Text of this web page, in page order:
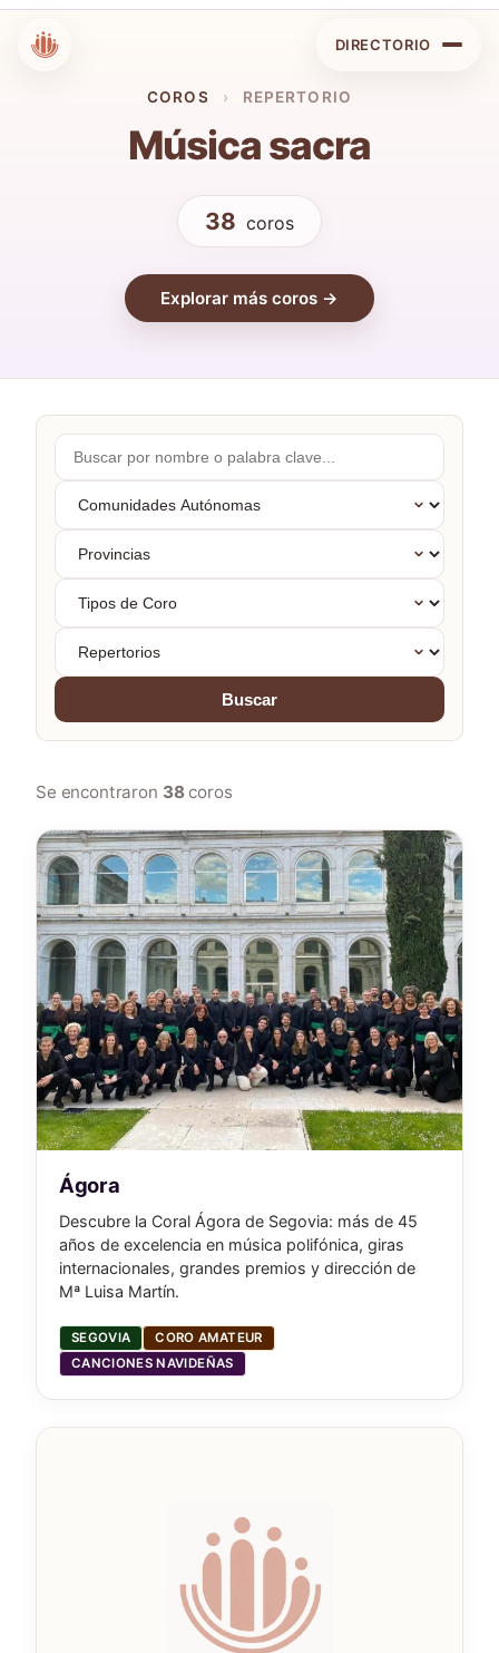
COROS › REPERTORIO
Música sacra
38 coros
Explorar más coros →
Buscar
por
nombre...
Comunidades
Autónomas
Provincias
Tipos
Coro
Repertorios
Buscar
Se encontraron 38coros
Ágora
Descubre la Coral Ágora de Segovia: más de 45
años de excelencia en música polifónica, giras
internacionales, grandes premios y dirección de
Mª Luisa Martín.
SEGOVIA
CORO AMATEUR
CANCIONES NAVIDEÑAS
DIRECTORIO